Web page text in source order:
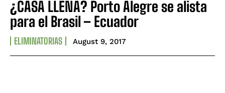
¿CASA LLENA? Porto Alegre se alista
para el Brasil – Ecuador
ELIMINATORIAS August 9, 2017